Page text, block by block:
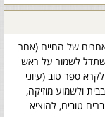
אחרים של החיים (אחר
לשמור על ראש
ספר טוב (עיוני
ולשמוע מוזיקה,
טובים, להוציא